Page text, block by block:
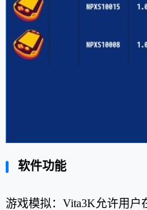
软件功能
游戏模拟：Vita3K允许用户